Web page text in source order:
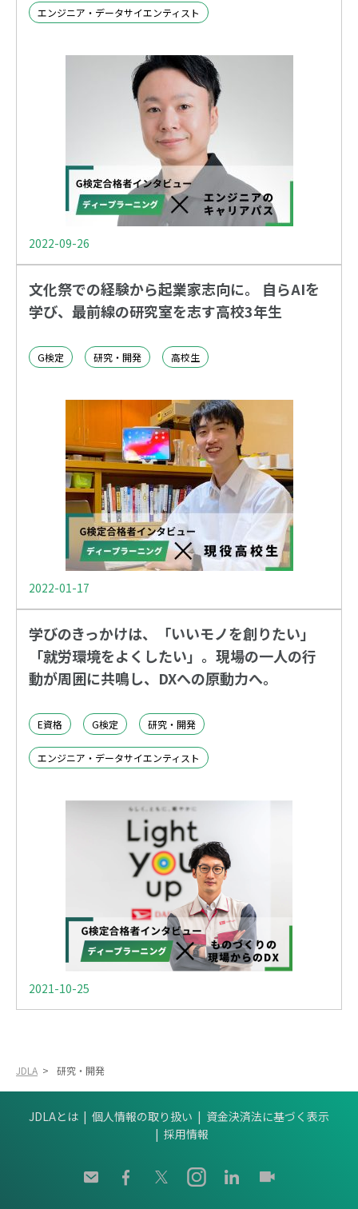
エンジニア・データサイエンティスト
2022-09-26
文化祭での経験から起業家志向に。 自らAIを
学び、最前線の研究室を志す高校3年生
G検定 研究・開発 高校生
2022-01-17
学びのきっかけは、「いいモノを創りたい」
「就労環境をよくしたい」。現場の一人の行
動が周囲に共鳴し、DXへの原動力へ。
E資格 G検定 研究・開発
エンジニア・データサイエンティスト
2021-10-25
JDLA > 研究・開発
JDLAとは 個人情報の取り扱い
資金決済法に基づく表示
採用情報